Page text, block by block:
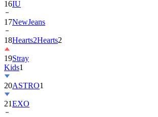
16IU
17NewJeans
18Hearts2Hearts2
19Stray
Kids1
20ASTRO1
21EXO